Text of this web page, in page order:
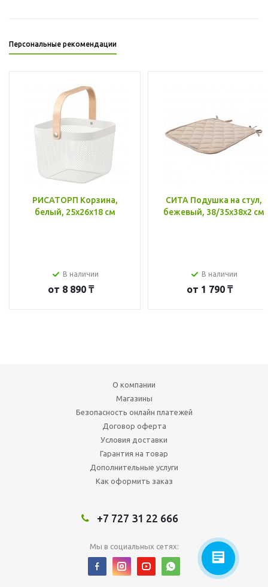
Персональные рекомендации
РИСАТОРП Корзина,
белый, 25x26x18 см
В наличии
от 8 890 ₸
СИТА Подушка на стул,
бежевый, 38/35x38x2 см
В наличии
от 1 790 ₸
О компании
Магазины
Безопасность онлайн платежей
Договор оферта
Условия доставки
Гарантия на товар
Дополнительные услуги
Как оформить заказ
+7 727 31 22 666
Мы в социальных сетях: